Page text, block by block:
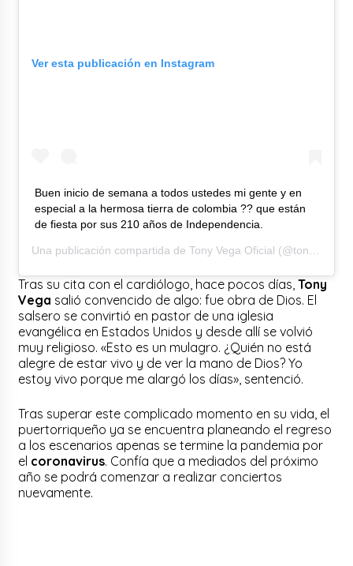
Ver esta publicación en Instagram
Buen inicio de semana a todos ustedes mi gente y en
especial a la hermosa tierra de colombia ?? que están
de fiesta por sus 210 años de Independencia.
Una publicación compartida deTony Vega Oficial (@tonyvegaoficial) el
Tras su cita con el cardiólogo, hace pocos días,Tony
Vega salió convencido de algo: fue obra de Dios. El
salsero se convirtió en pastor de una iglesia
evangélica en Estados Unidos y desde allí se volvió
muy religioso. «Esto es un mulagro. ¿Quién no está
alegre de estar vivo y de ver la mano de Dios? Yo
estoy vivo porque me alargó los días», sentenció.
Tras superar este complicado momento en su vida, el
puertorriqueño ya se encuentra planeando el regreso
a los escenarios apenas se termine la pandemia por
el coronavirus. Confía que a mediados del próximo
año se podrá comenzar a realizar conciertos
nuevamente.